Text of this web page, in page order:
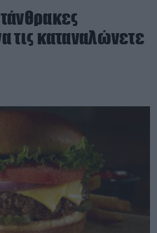
τις καταναλώνετε